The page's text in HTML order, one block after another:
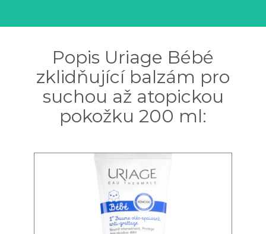
Popis Uriage Bébé
zklidňující balzám pro
suchou až atopickou
pokožku 200 ml: